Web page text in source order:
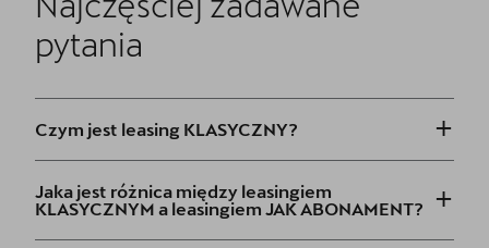
pytania
Czym jest leasing KLASYCZNY? +
Jaka jest różnica między leasingiem
KLASYCZNYM a leasingiem JAK ABONAMENT?
+